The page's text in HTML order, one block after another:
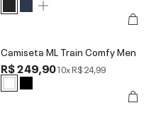
Camiseta ML Train Comfy Men
R$ 249,9010xR$ 24,99